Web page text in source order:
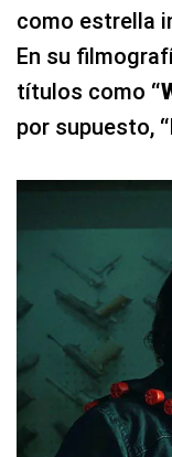
como estrella
En su
títulos como
por supuesto,